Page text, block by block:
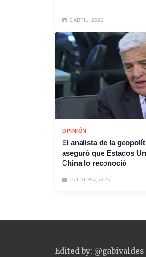
5 ABRIL, 2026
OPINIÓN
El analista de la
aseguró que Estados
China lo reconoció
10 ENERO, 2026
Edited by: